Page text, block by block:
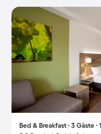
Bed & Breakfast ∙ 3 Gäste